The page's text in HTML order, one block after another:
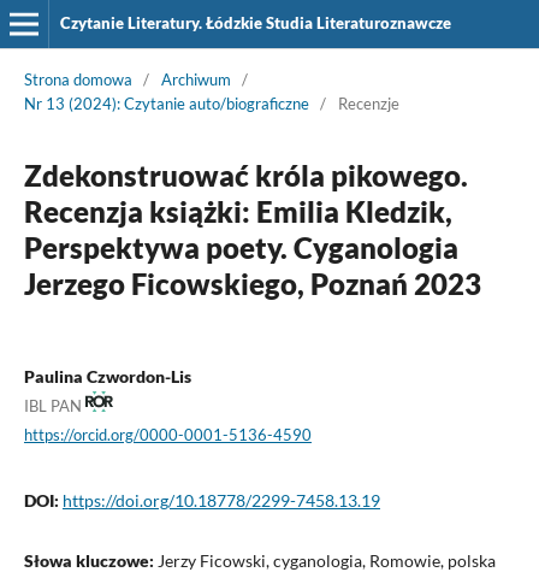
Czytanie Literatury. Łódzkie Studia Literaturoznawcze
Strona domowa / Archiwum
/
Nr 13 (2024): Czytanie auto/biograficzne / Recenzje
Zdekonstruować króla pikowego.
Recenzja książki: Emilia Kledzik,
Perspektywa poety. Cyganologia
Jerzego Ficowskiego, Poznań 2023
Paulina Czwordon-Lis
IBL PAN
https://orcid.org/0000-0001-5136-4590
DOI: https://doi.org/10.18778/2299-7458.13.19
Słowa kluczowe: Jerzy Ficowski, cyganologia, Romowie, polska